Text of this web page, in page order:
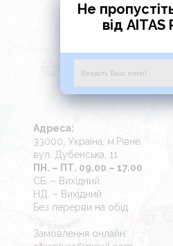
Не
від AITAS
Адреса:
33000, Україна, м.Рівне
вул. Дубенська, 11
ПН. – ПТ. 09.00 – 17.00
СБ. – Вихідний
НД. – Вихідний
Без перерви на обід
Замовлення онлайн: